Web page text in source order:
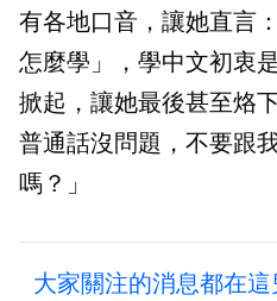
有各地口音，讓她直言
怎麼學」，學中文初衷
掀起，讓她最後甚至烙
普通話沒問題，不要跟
嗎？」
大家關注的消息都在